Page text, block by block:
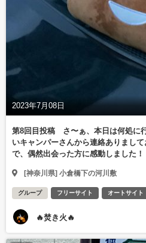
2023年7月08日
第8回目投稿 さ〜ぁ、本日は何処に
いキャンパーさんから連絡ありまし
で、偶然出会った方に感動しました！
[神奈川県] 小倉橋下の河川敷
グループ フリーサイト オートサイト
🔥焚き火🔥